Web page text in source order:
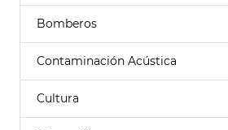
Bomberos
Contaminación Acústica
Cultura